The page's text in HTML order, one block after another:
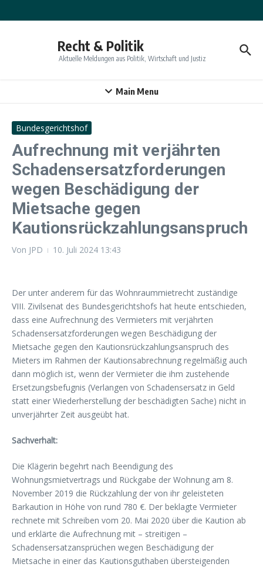
Recht & Politik
Aktuelle Meldungen aus Politik, Wirtschaft und Justiz
Main Menu
Bundesgerichtshof
Aufrechnung mit verjährten
Schadensersatzforderungen
wegen Beschädigung der
Mietsache gegen
Kautionsrückzahlungsanspruch
Von JPD 10. Juli 2024 13:43
Der unter anderem für das Wohnraummietrecht zuständige
VIII. Zivilsenat des Bundesgerichtshofs hat heute entschieden,
dass eine Aufrechnung des Vermieters mit verjährten
Schadensersatzforderungen wegen Beschädigung der
Mietsache gegen den Kautionsrückzahlungsanspruch des
Mieters im Rahmen der Kautionsabrechnung regelmäßig auch
dann möglich ist, wenn der Vermieter die ihm zustehende
Ersetzungsbefugnis (Verlangen von Schadensersatz in Geld
statt einer Wiederherstellung der beschädigten Sache) nicht in
unverjährter Zeit ausgeübt hat.
Sachverhalt:
Die Klägerin begehrt nach Beendigung des
Wohnungsmietvertrags und Rückgabe der Wohnung am 8.
November 2019 die Rückzahlung der von ihr geleisteten
Barkaution in Höhe von rund 780 €. Der beklagte Vermieter
rechnete mit Schreiben vom 20. Mai 2020 über die Kaution ab
und erklärte die Aufrechnung mit – streitigen –
Schadensersatzansprüchen wegen Beschädigung der
Mietsache in einer das Kautionsguthaben übersteigenden